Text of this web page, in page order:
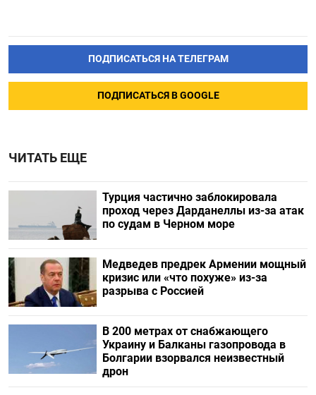
ПОДПИСАТЬСЯ НА ТЕЛЕГРАМ
ПОДПИСАТЬСЯ В GOOGLE
ЧИТАТЬ ЕЩЕ
Турция частично заблокировала
проход через Дарданеллы из-за атак
по судам в Черном море
Медведев предрек Армении мощный
кризис или «что похуже» из-за
разрыва с Россией
В 200 метрах от снабжающего
Украину и Балканы газопровода в
Болгарии взорвался неизвестный
дрон